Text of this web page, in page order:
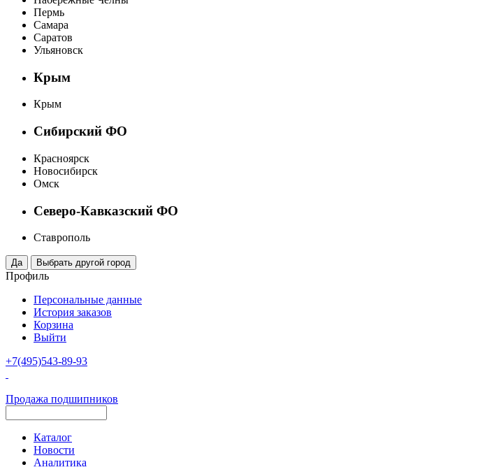
Пермь
Самара
Саратов
Ульяновск
Крым
Крым
Сибирский ФО
Красноярск
Новосибирск
Омск
Северо-Кавказский ФО
Ставрополь
Профиль
Персональные данные
История заказов
Корзина
Выйти
+7(495)543-89-93
Продажа подшипников
Каталог
Новости
Аналитика